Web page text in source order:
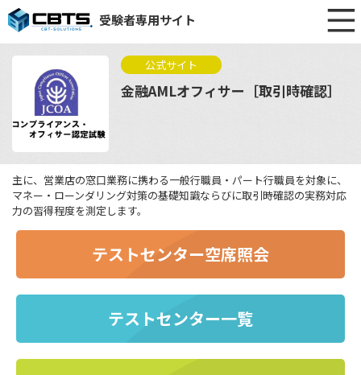
受験者専用サイト
公式サイト
金融AMLオフィサー［取引時確認］
主に、営業店の窓口業務に携わる一般行職員・パート行職員を対象に、
マネー・ローンダリング対策の基礎知識ならびに取引時確認の実務対応
力の習得程度を測定します。
テストセンター空席照会
テストセンター一覧